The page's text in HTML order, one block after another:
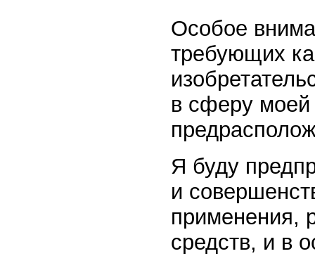
Особое
требующих
в сферу моей
Я буду
и
применения,
средств, и в